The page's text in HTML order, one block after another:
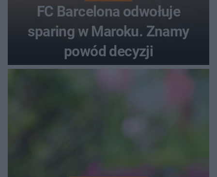
FC Barcelona odwołuje
sparing w Maroku. Znamy
powód decyzji